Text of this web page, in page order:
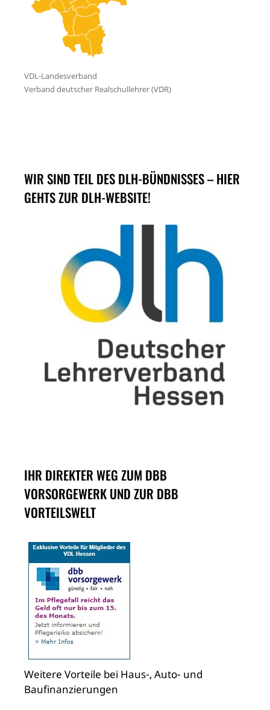
WIR SIND TEIL DES DLH-BÜNDNISSES – HIER
GEHTS ZUR DLH-WEBSITE!
IHR DIREKTER WEG ZUM DBB
VORSORGEWERK UND ZUR DBB
VORTEILSWELT
Weitere Vorteile bei Haus-, Auto- und
Baufinanzierungen